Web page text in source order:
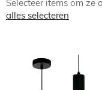
Selecteer items om ze
alles selecteren